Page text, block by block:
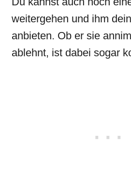
weitergehen und ihm
anbieten. Ob er sie
ablehnt, ist dabei sogar